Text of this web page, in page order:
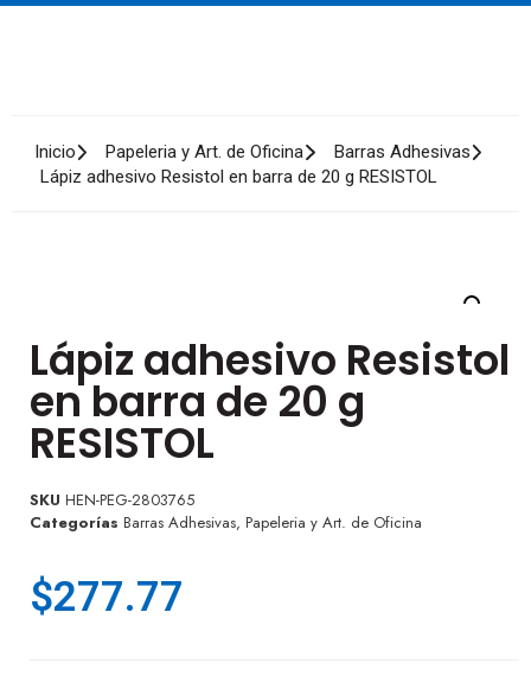
Inicio Papeleria y Art. de Oficina
Barras Adhesivas
Lápiz adhesivo Resistol en barra de 20 g RESISTOL
Lápiz adhesivo Resistol
en barra de 20 g
RESISTOL
SKU HEN-PEG-2803765
Categorías Barras Adhesivas, Papeleria y Art. de Oficina
$277.77